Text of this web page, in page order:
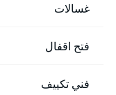
غسالات
فتح اقفال
فني تكييف